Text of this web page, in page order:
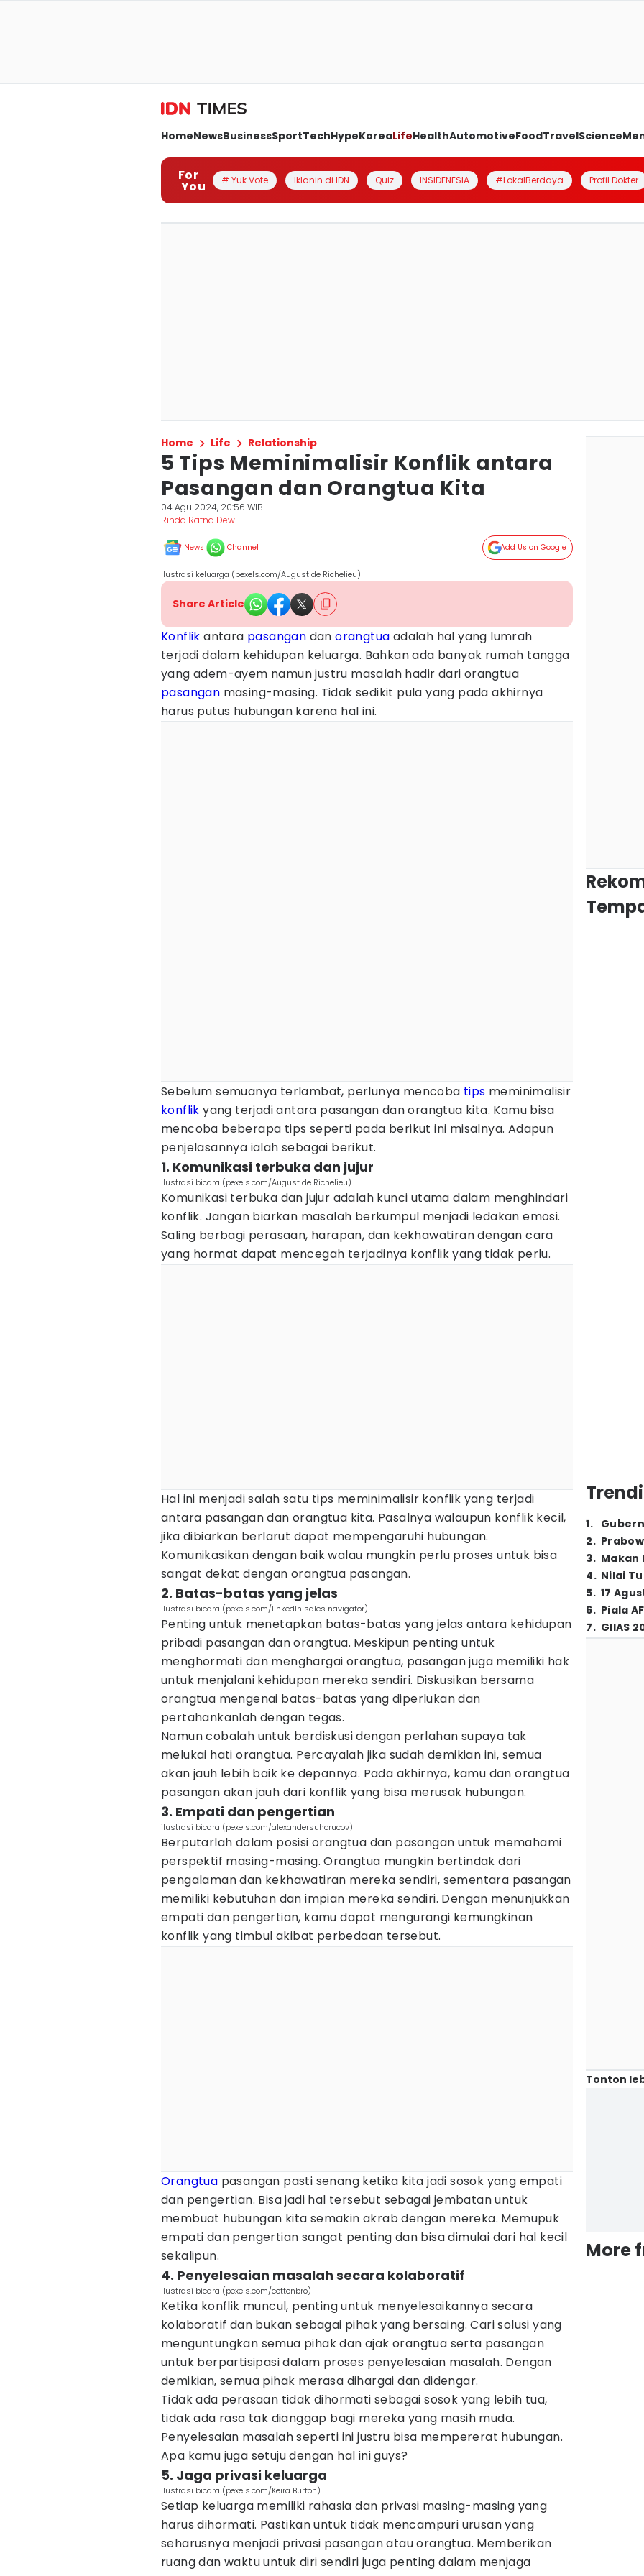
HomeNewsBusinessSportTechHypeKoreaLifeHealthAutomotiveFoodTravelScience
For
You # Yuk Vote Iklanin di IDN Quiz INSIDENESIA #LokalBerdaya Profil Dokter
Home Life Relationship
5 Tips Meminimalisir Konflik antara
Pasangan dan Orangtua Kita
04 Agu 2024, 20:56 WIB
Rinda Ratna Dewi
News Channel Add Us on Google
Ilustrasi keluarga (pexels.com/August de Richelieu)
Share Article
Konflik antara pasangan danorangtua adalah hal yang lumrah
terjadi dalam kehidupan keluarga. Bahkan ada banyak rumah tangga
yang adem-ayem namun justru masalah hadir dari orangtua
pasangan masing-masing. Tidak sedikit pula yang pada akhirnya
harus putus hubungan karena hal ini.
Sebelum semuanya terlambat, perlunya mencoba tips meminimalisir
konflik yang terjadi antara pasangan dan orangtua kita. Kamu bisa
mencoba beberapa tips seperti pada berikut ini misalnya. Adapun
penjelasannya ialah sebagai berikut.
1. Komunikasi terbuka dan jujur
Ilustrasi bicara (pexels.com/August de Richelieu)
Komunikasi terbuka dan jujur adalah kunci utama dalam menghindari
konflik. Jangan biarkan masalah berkumpul menjadi ledakan emosi.
Saling berbagi perasaan, harapan, dan kekhawatiran dengan cara
yang hormat dapat mencegah terjadinya konflik yang tidak perlu.
Hal ini menjadi salah satu tips meminimalisir konflik yang terjadi
antara pasangan dan orangtua kita. Pasalnya walaupun konflik kecil,
jika dibiarkan berlarut dapat mempengaruhi hubungan.
Komunikasikan dengan baik walau mungkin perlu proses untuk bisa
sangat dekat dengan orangtua pasangan.
2. Batas-batas yang jelas
Ilustrasi bicara (pexels.com/linkedln sales navigator)
Penting untuk menetapkan batas-batas yang jelas antara kehidupan
pribadi pasangan dan orangtua. Meskipun penting untuk
menghormati dan menghargai orangtua, pasangan juga memiliki hak
untuk menjalani kehidupan mereka sendiri. Diskusikan bersama
orangtua mengenai batas-batas yang diperlukan dan
pertahankanlah dengan tegas.
Namun cobalah untuk berdiskusi dengan perlahan supaya tak
melukai hati orangtua. Percayalah jika sudah demikian ini, semua
akan jauh lebih baik ke depannya. Pada akhirnya, kamu dan orangtua
pasangan akan jauh dari konflik yang bisa merusak hubungan.
3. Empati dan pengertian
ilustrasi bicara (pexels.com/alexandersuhorucov)
Berputarlah dalam posisi orangtua dan pasangan untuk memahami
perspektif masing-masing. Orangtua mungkin bertindak dari
pengalaman dan kekhawatiran mereka sendiri, sementara pasangan
memiliki kebutuhan dan impian mereka sendiri. Dengan menunjukkan
empati dan pengertian, kamu dapat mengurangi kemungkinan
konflik yang timbul akibat perbedaan tersebut.
Orangtua pasangan pasti senang ketika kita jadi sosok yang empati
dan pengertian. Bisa jadi hal tersebut sebagai jembatan untuk
membuat hubungan kita semakin akrab dengan mereka. Memupuk
empati dan pengertian sangat penting dan bisa dimulai dari hal kecil
sekalipun.
4. Penyelesaian masalah secara kolaboratif
Ilustrasi bicara (pexels.com/cottonbro)
Ketika konflik muncul, penting untuk menyelesaikannya secara
kolaboratif dan bukan sebagai pihak yang bersaing. Cari solusi yang
menguntungkan semua pihak dan ajak orangtua serta pasangan
untuk berpartisipasi dalam proses penyelesaian masalah. Dengan
demikian, semua pihak merasa dihargai dan didengar.
Tidak ada perasaan tidak dihormati sebagai sosok yang lebih tua,
tidak ada rasa tak dianggap bagi mereka yang masih muda.
Penyelesaian masalah seperti ini justru bisa mempererat hubungan.
Apa kamu juga setuju dengan hal ini guys?
5. Jaga privasi keluarga
Ilustrasi bicara (pexels.com/Keira Burton)
Setiap keluarga memiliki rahasia dan privasi masing-masing yang
harus dihormati. Pastikan untuk tidak mencampuri urusan yang
seharusnya menjadi privasi pasangan atau orangtua. Memberikan
ruang dan waktu untuk diri sendiri juga penting dalam menjaga
1.
2.
3. Makan
4. Nilai
5. 17
6. Piala
7. GIIAS
Tonton
More